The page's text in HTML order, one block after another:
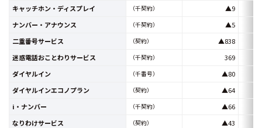
キャッチホン・ディスプレイ
（千契約）
▲9
ナンバー・アナウンス
（千契約）
▲5
二重番号サービス
（契約）
▲838
迷惑電話おことわりサービス
（千契約）
369
ダイヤルイン
（千番号）
▲80
ダイヤルインエコノプラン
（契約）
▲64
i・ナンバー
（千契約）
▲66
なりわけサービス
（契約）
▲43